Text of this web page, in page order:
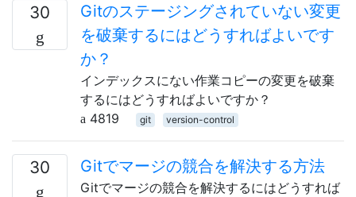
30
Gitのステージングされていない変更
を破棄するにはどうすればよいです
か？
インデックスにない作業コピーの変更を破棄
するにはどうすればよいですか？
4819
git version-control
30 Gitでマージの競合を解決する方法
Gitでマージの競合を解決するにはどうすれば